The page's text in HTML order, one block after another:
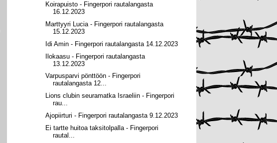
Koirapuisto - Fingerpori rautalangasta
16.12.2023
Marttyyri Lucia - Fingerpori rautalangasta
15.12.2023
Idi Amin - Fingerpori rautalangasta 14.12.2023
Ilokaasu - Fingerpori rautalangasta
13.12.2023
Varpusparvi pönttöön - Fingerpori
rautalangasta 12...
Lions clubin seuramatka Israeliin - Fingerpori
rau...
Ajopiirturi - Fingerpori rautalangasta 9.12.2023
Ei tartte huitoa taksitolpalla - Fingerpori
rautal...